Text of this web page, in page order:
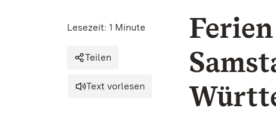
Lesezeit: 1 Minute
Teilen
Text vorlesen